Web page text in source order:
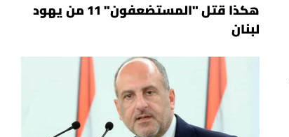
هكذا قتل "المستضعفون" 11 من يهود
لبنان